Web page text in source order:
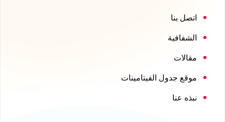
اتصل بنا
الشفافية
مقالات
موقع جدول الفيتامينات
نبذه عنا